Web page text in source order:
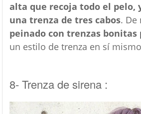
alta que recoja todo el pelo,
una trenza de tres cabos. De
peinado con trenzas
un estilo de trenza en sí
8- Trenza de sirena :